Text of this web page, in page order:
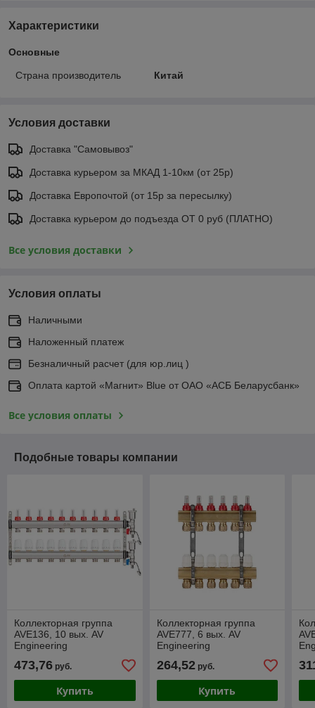
Характеристики
Основные
Страна производитель Китай
Условия доставки
Доставка "Самовывоз"
Доставка курьером за МКАД 1-10км (от 25р)
Доставка Европочтой (от 15р за пересылку)
Доставка курьером до подъезда ОТ 0 руб (ПЛАТНО)
Все условия доставки
Условия оплаты
Наличными
Наложенный платеж
Безналичный расчет (для юр.лиц )
Оплата картой «Магнит» Blue от ОАО «АСБ Беларусбанк»
Все условия оплаты
Подобные товары компании
Коллекторная группа
AVE136, 10 вых. AV
Engineering
473,76 руб.
Купить
Коллекторная группа
AVE777, 6 вых. AV
Engineering
264,52руб.
Купить